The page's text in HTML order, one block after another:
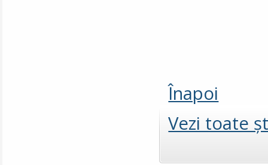
Înapoi
Vezi toate